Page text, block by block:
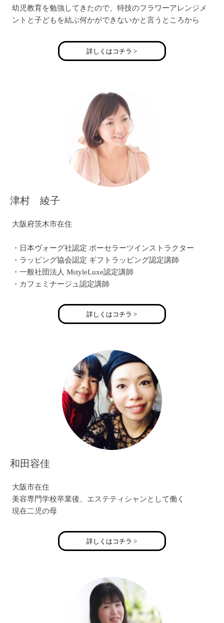
幼児教育を勉強してきたので、特技のフラワーアレンジメ
ントと子どもを結ぶ何かができないかと言うところから
子どもにそしてママ（大人）たちにお花を通じて楽しさと
わくわくをお届け
詳しくはコチラ >
津村 綾子
大阪府茨木市在住
・日本ヴォーグ社認定 ポーセラーツインストラクター
・ラッピング協会認定 ギフトラッピング認定講師
・一般社団法人 MstyleLuxe認定講師
・カフェミナージュ認定講師
詳しくはコチラ >
和田容佳
大阪市在住
美容専門学校卒業後、エステティシャンとして働く
現在二児の母
詳しくはコチラ >